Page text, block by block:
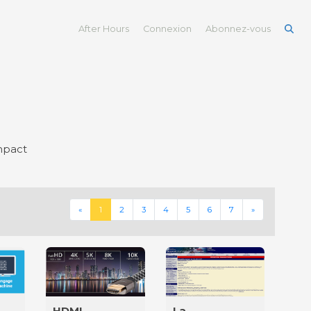
After Hours Connexion Abonnez-vous
«Previous
1 2 3 4 5 6 7 »Next